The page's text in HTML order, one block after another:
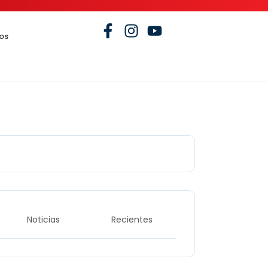
Noticias Recientes